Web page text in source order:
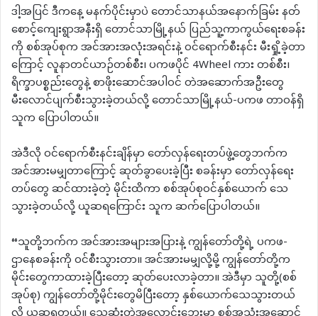
ဒါ့အပြင် ဒီကနေ့ မနက်ပိုင်းမှာပဲ တောင်သာနယ်အနောက်ခြမ်း နတ်
စောင့်ကျေးရွာအနီးရှိ တောင်သာမြို့နယ် ပြည်သူ့ကာကွယ်ရေးစခန်း
ကို စစ်အုပ်စုက အင်အားအလုံးအရင်းနဲ့ ဝင်ရောက်စီးနင်း မီးရှို့ခဲ့တာ
ကြောင့် လူနာတင်ယာဉ်တစ်စီး၊ ပကဖပိုင် 4Wheel ကား တစ်စီး၊
ရိက္ခာပစ္စည်းတွေနဲ့ စာဖိုးဆောင်အပါဝင် တဲအဆောက်အဦးတွေ
မီးလောင်ပျက်စီးသွားခဲ့တယ်လို့ တောင်သာမြို့နယ်-ပကဖ တာဝန်ရှိ
သူက ပြောပါတယ်။
အဲဒီလို ဝင်ရောက်စီးနင်းချိန်မှာ တော်လှန်ရေးတပ်ဖွဲ့တွေဘက်က
အင်အားမမျှတာကြောင့် ဆုတ်ခွာပေးခဲ့ပြီး စခန်းမှာ တော်လှန်ရေး
တပ်တွေ ဆင်ထားခဲ့တဲ့ မိုင်းထိကာ စစ်အုပ်စုဝင်နှစ်ယောက် သေ
သွားခဲ့တယ်လို့ ယူဆရကြောင်း သူက ဆက်ပြောပါတယ်။
“သူတို့ဘက်က အင်အားအများအပြားနဲ့ ကျွန်တော်တို့ရဲ့ ပကဖ-
ဌာနေစခန်းကို ဝင်စီးသွားတာ။ အင်အားမမျှလို့မို့ ကျွန်တော်တို့က
မိုင်းတွေကာထားခဲ့ပြီးတော့ ဆုတ်ပေးလာခဲ့တာ။ အဲဒီမှာ သူတို့(စစ်
အုပ်စု) ကျွန်တော်တို့မိုင်းတွေမိပြီးတော့ နှစ်ယောက်သေသွားတယ်